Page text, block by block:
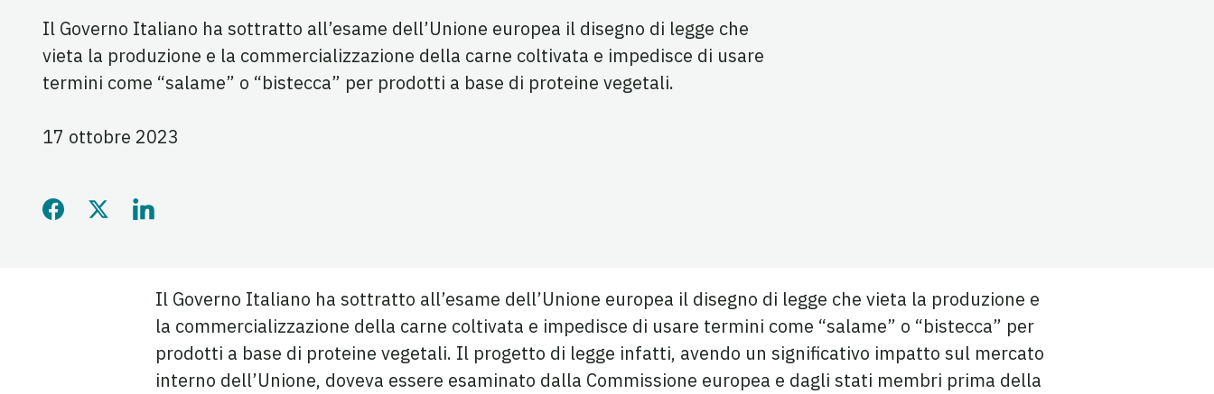
Il Governo Italiano ha sottratto all’esame dell’Unione europea il disegno di legge che
vieta la produzione e la commercializzazione della carne coltivata e impedisce di usare
termini come “salame” o “bistecca” per prodotti a base di proteine vegetali.
17 ottobre 2023
Condividi questa pagina su Facebook
Condividi questa pagina su Twitter
Condividi questa pagina su LinkedIn
Il Governo Italiano ha sottratto all’esame dell’Unione europea il disegno di legge che vieta la produzione e
la commercializzazione della carne coltivata e impedisce di usare termini come “salame” o “bistecca” per
prodotti a base di proteine vegetali. Il progetto di legge infatti, avendo un significativo impatto sul mercato
interno dell’Unione, doveva essere esaminato dalla Commissione europea e dagli stati membri prima della